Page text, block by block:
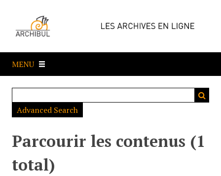
e
a
MENU
Advanced Search
Parcourir les contenus (1
total)